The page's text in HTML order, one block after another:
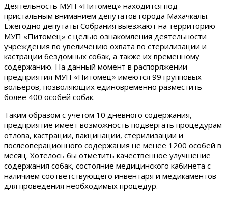
Деятельность МУП «Питомец» находится под
пристальным вниманием депутатов города Махачкалы.
Ежегодно депутаты Собрания выезжают на территорию
МУП «Питомец» с целью ознакомления деятельности
учреждения по увеличению охвата по стерилизации и
кастрации бездомных собак, а также их временному
содержанию. На данный момент в распоряжении
предприятия МУП «Питомец» имеются 99 групповых
вольеров, позволяющих единовременно разместить
более 400 особей собак.
Таким образом с учетом 10 дневного содержания,
предприятие имеет возможность подвергать процедурам
отлова, кастрации, вакцинации, стерилизации и
послеоперационного содержания не менее 1200 особей в
месяц. Хотелось бы отметить качественное улучшение
содержания собак, состояние медицинского кабинета с
наличием соответствующего инвентаря и медикаментов
для проведения необходимых процедур.